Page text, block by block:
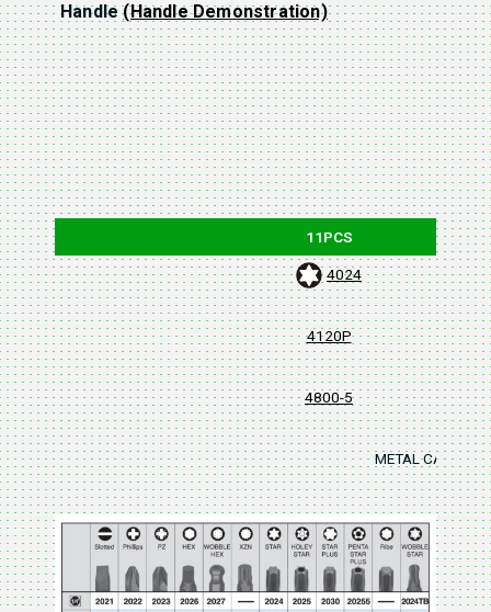
Handle(Handle Demonstration)
11PCS
4024
4120P
4800-5
METAL CASE :